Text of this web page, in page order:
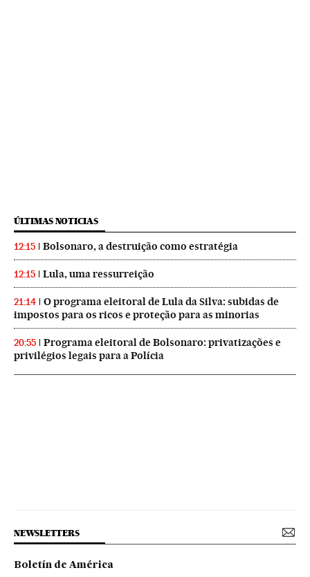
ÚLTIMAS NOTICIAS
12:15 Bolsonaro, a destruição como estratégia
12:15 Lula, uma ressurreição
21:14
O programa eleitoral de Lula da Silva: subidas de
impostos para os ricos e proteção para as minorias
20:55
Programa eleitoral de Bolsonaro: privatizações e
privilégios legais para a Polícia
NEWSLETTERS
Boletín de América